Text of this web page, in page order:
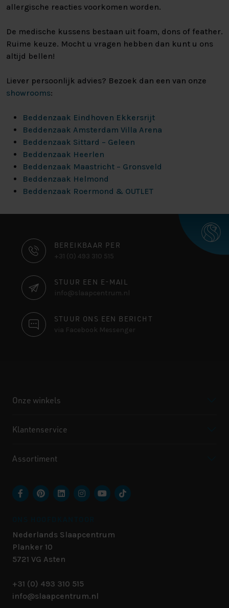
allergische reacties voorkomen worden.
De medische kussens bestaan uit foam, dons of feather.
Ruime keuze. Mocht u vragen hebben dan kunt u ons
altijd bellen!
Liever persoonlijk advies? Bezoek dan een van onze
showrooms:
Beddenzaak Eindhoven Ekkersrijt
Beddenzaak Amsterdam Villa Arena
Beddenzaak Sittard – Geleen
Beddenzaak Heerlen
Beddenzaak Maastricht – Gronsveld
Beddenzaak Helmond
Beddenzaak Roermond & OUTLET
CONTACT
INFORMATIE
BEREIKBAAR PER
+31 (0) 493 310 515
STUUR EEN E-MAIL
info@slaapcentrum.nl
STUUR ONS EEN BERICHT
via Facebook Messenger
Onze winkels
Klantenservice
Assortiment
Nederlands Slaapcentrum
Planker 10
5721 VG Asten
+31 (0) 493 310 515
info@slaapcentrum.nl